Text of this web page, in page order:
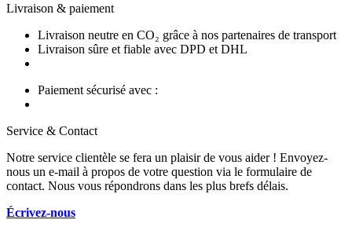
Livraison & paiement
Livraison neutre en CO₂ grâce à nos partenaires de transport
Livraison sûre et fiable avec DPD et DHL
Paiement sécurisé avec :
Service & Contact
Notre service clientèle se fera un plaisir de vous aider ! Envoyez-
nous un e-mail à propos de votre question via le formulaire de
contact. Nous vous répondrons dans les plus brefs délais.
Écrivez-nous